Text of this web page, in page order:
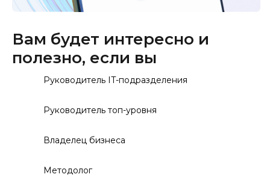
Вам будет интересно и
полезно, если вы
Руководитель IT-подразделения
Руководитель топ-уровня
Владелец бизнеса
Методолог